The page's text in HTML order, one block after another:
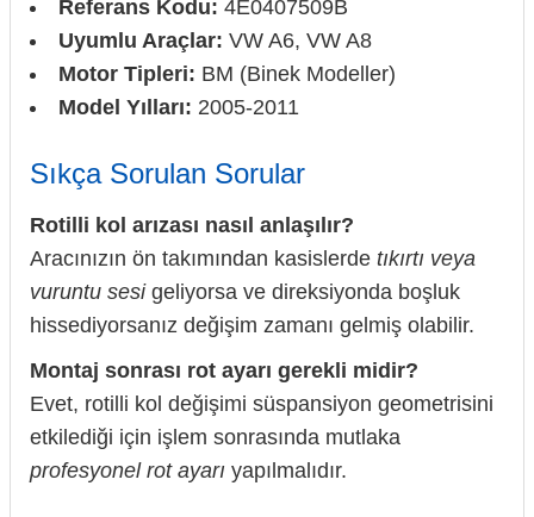
Referans Kodu: 4E0407509B
Uyumlu Araçlar: VW A6, VW A8
Motor Tipleri: BM (Binek Modeller)
Model Yılları: 2005-2011
Sıkça Sorulan Sorular
Rotilli kol arızası nasıl anlaşılır?
Aracınızın ön takımından kasislerde tıkırtı veya
vuruntu sesigeliyorsa ve direksiyonda boşluk
hissediyorsanız değişim zamanı gelmiş olabilir.
Montaj sonrası rot ayarı gerekli midir?
Evet, rotilli kol değişimi süspansiyon geometrisini
etkilediği için işlem sonrasında mutlaka
profesyonel rot ayarı yapılmalıdır.